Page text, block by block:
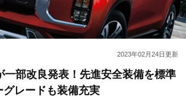
2023年02月24日更新
一部改良発表！先進安全装備を標準
レードも装備充実